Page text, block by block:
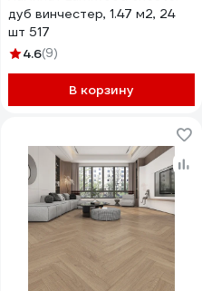
дуб винчестер, 1.47 м2, 24
шт 517
4.6(9)
В корзину